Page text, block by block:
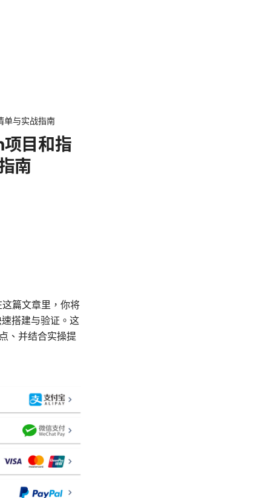
与实战指南
目和指
南
篇文章里，你将
搭建与验证。这
、并结合实操提